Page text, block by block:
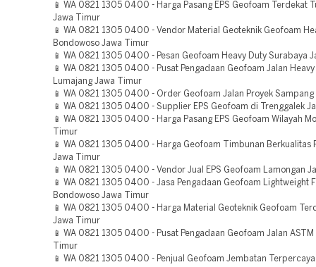
📱 WA 0821 1305 0400 - Harga Pasang EPS Geofoam Terdekat
Jawa Timur
📱 WA 0821 1305 0400 - Vendor Material Geoteknik Geofoam
Bondowoso Jawa Timur
📱 WA 0821 1305 0400 - Pesan Geofoam Heavy Duty Surabaya
📱 WA 0821 1305 0400 - Pusat Pengadaan Geofoam Jalan Heavy
Lumajang Jawa Timur
📱 WA 0821 1305 0400 - Order Geofoam Jalan Proyek
📱 WA 0821 1305 0400 - Supplier EPS Geofoam di Trenggalek
📱 WA 0821 1305 0400 - Harga Pasang EPS Geofoam Wilayah
Timur
📱 WA 0821 1305 0400 - Harga Geofoam Timbunan Berkualitas
Jawa Timur
📱 WA 0821 1305 0400 - Vendor Jual EPS Geofoam Lamongan
📱 WA 0821 1305 0400 - Jasa Pengadaan Geofoam Lightweight
Bondowoso Jawa Timur
📱 WA 0821 1305 0400 - Harga Material Geoteknik Geofoam
Jawa Timur
📱 WA 0821 1305 0400 - Pusat Pengadaan Geofoam Jalan ASTM
Timur
📱 WA 0821 1305 0400 - Penjual Geofoam Jembatan